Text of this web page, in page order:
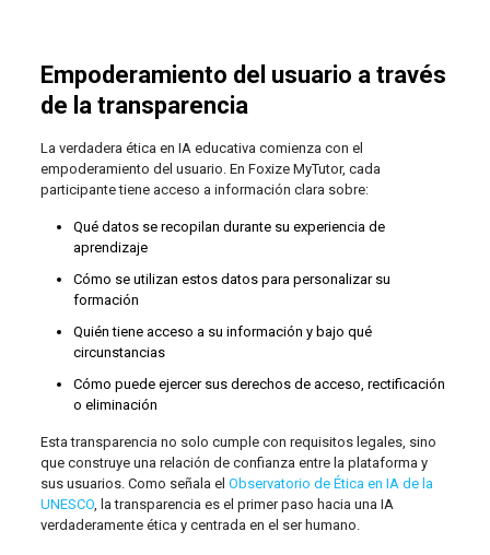
Empoderamiento del usuario a través
de la transparencia
La verdadera ética en IA educativa comienza con el
empoderamiento del usuario. En Foxize MyTutor, cada
participante tiene acceso a información clara sobre:
Qué datos se recopilan durante su experiencia de
aprendizaje
Cómo se utilizan estos datos para personalizar su
formación
Quién tiene acceso a su información y bajo qué
circunstancias
Cómo puede ejercer sus derechos de acceso, rectificación
o eliminación
Esta transparencia no solo cumple con requisitos legales, sino
que construye una relación de confianza entre la plataforma y
sus usuarios. Como señala el Observatorio de Ética en IA de la
UNESCO, la transparencia es el primer paso hacia una IA
verdaderamente ética y centrada en el ser humano.